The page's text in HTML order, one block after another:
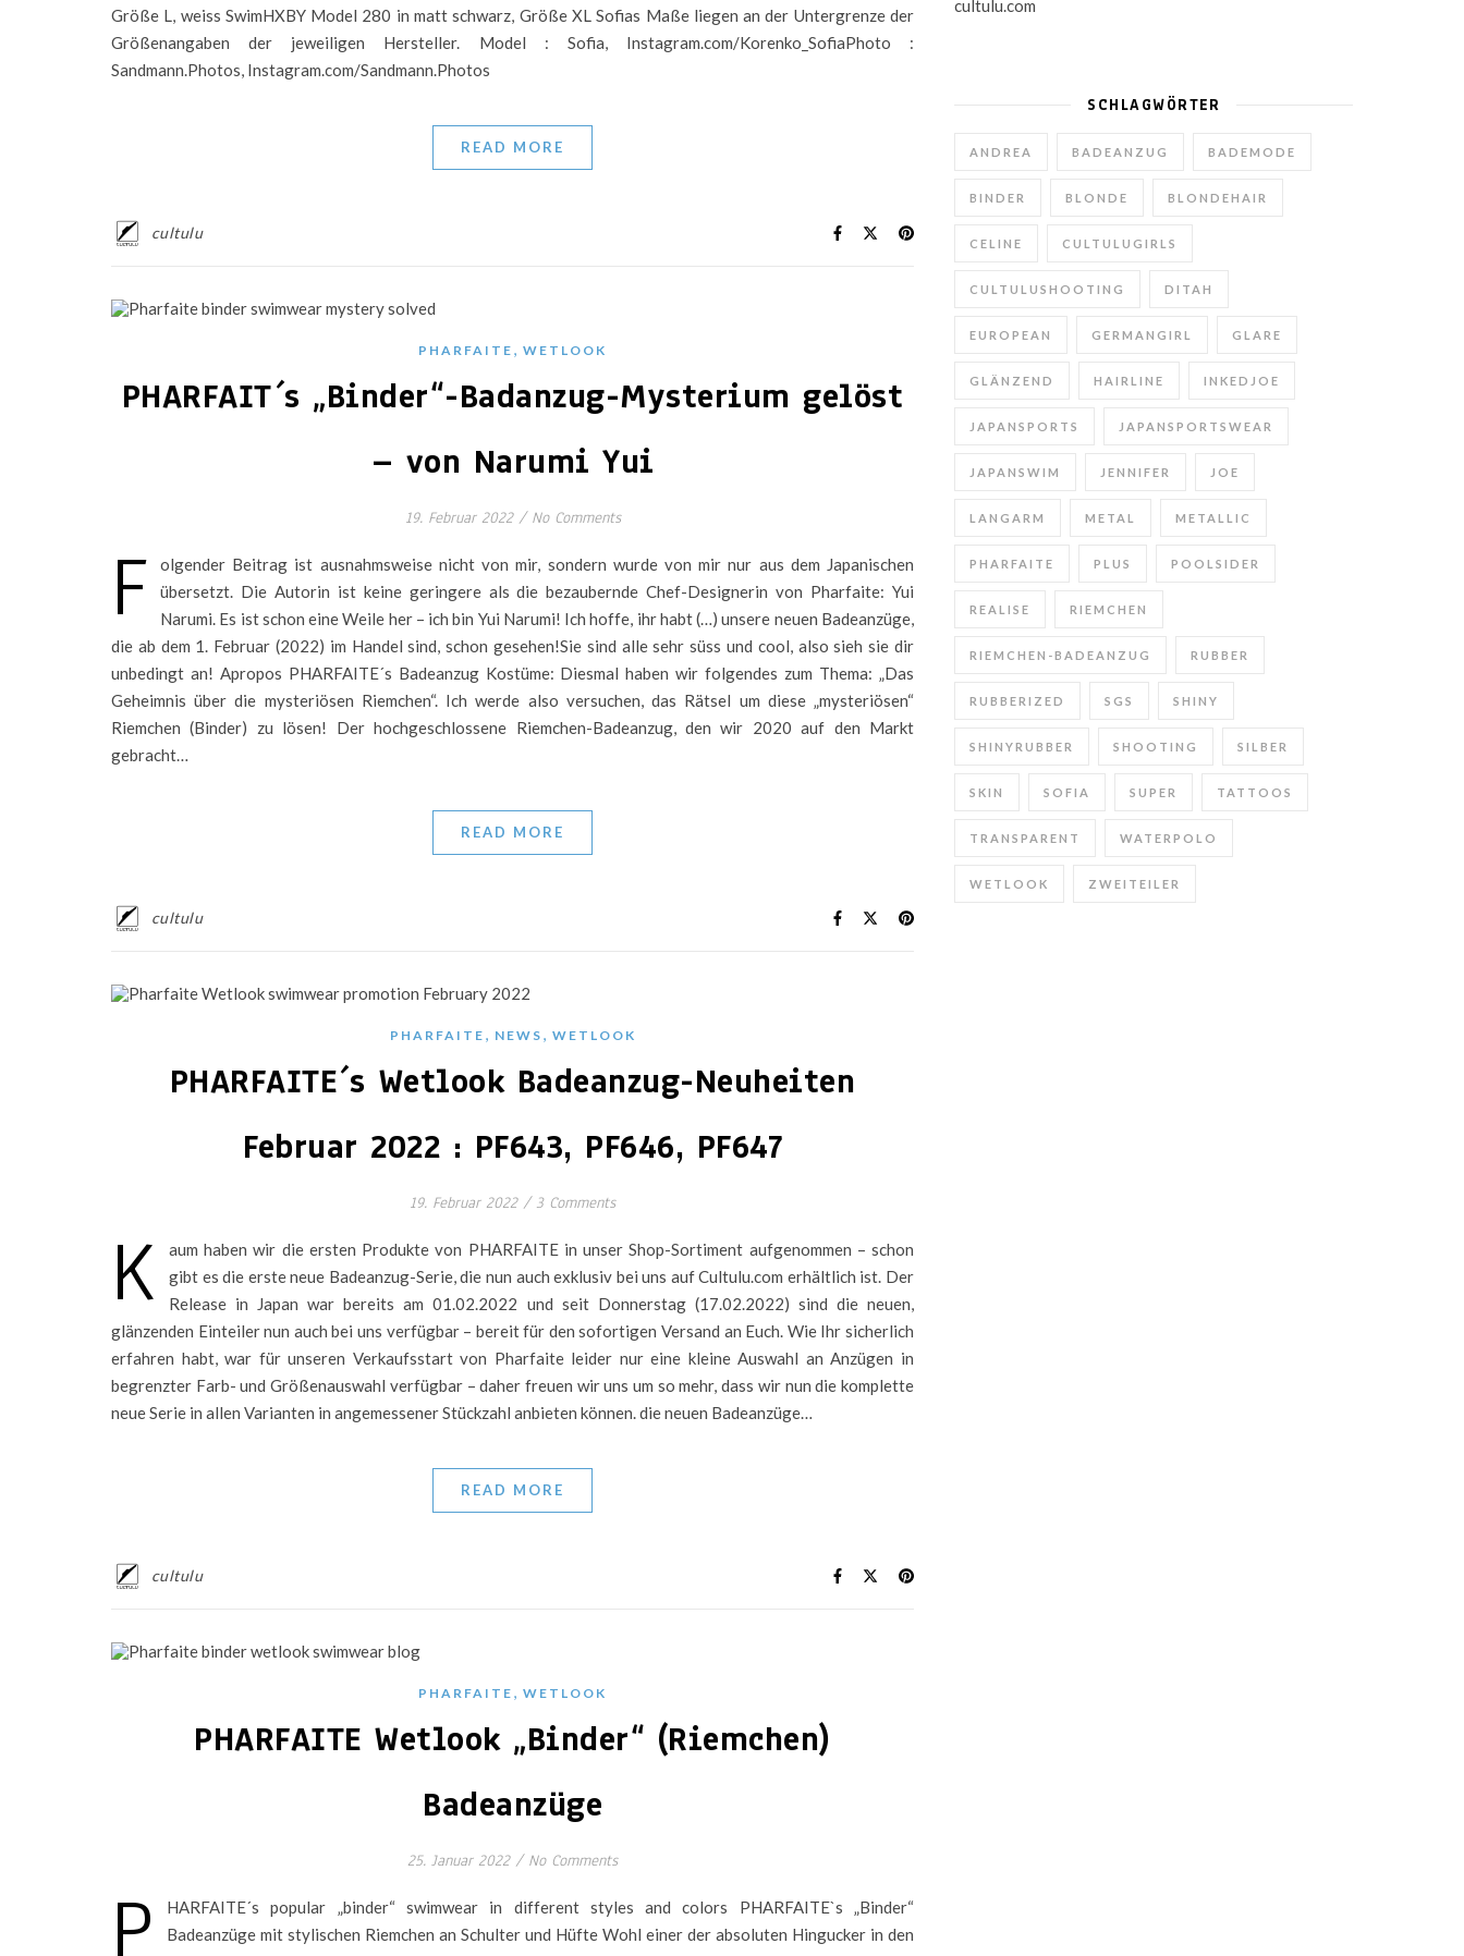
Größe L, weiss SwimHXBY Model 280 in matt schwarz, Größe XL Sofias Maße liegen an der Untergrenze der
Größenangaben der jeweiligen Hersteller. Model : Sofia, Instagram.com/Korenko_SofiaPhoto :
Sandmann.Photos, Instagram.com/Sandmann.Photos
READ MORE
cultulu
PHARFAITE , WETLOOK
PHARFAIT´s „Binder“-Badanzug-Mysterium gelöst
– von Narumi Yui
19. Februar 2022 / No Comments
F
olgender Beitrag ist ausnahmsweise nicht von mir, sondern wurde von mir nur aus dem Japanischen
übersetzt. Die Autorin ist keine geringere als die bezaubernde Chef-Designerin von Pharfaite: Yui
Narumi. Es ist schon eine Weile her – ich bin Yui Narumi! Ich hoffe, ihr habt (…) unsere neuen Badeanzüge,
die ab dem 1. Februar (2022) im Handel sind, schon gesehen!Sie sind alle sehr süss und cool, also sieh sie dir
unbedingt an! Apropos PHARFAITE´s Badeanzug Kostüme: Diesmal haben wir folgendes zum Thema: „Das
Geheimnis über die mysteriösen Riemchen“. Ich werde also versuchen, das Rätsel um diese „mysteriösen“
Riemchen (Binder) zu lösen! Der hochgeschlossene Riemchen-Badeanzug, den wir 2020 auf den Markt
gebracht…
READ MORE
cultulu
PHARFAITE , NEWS , WETLOOK
PHARFAITE´s Wetlook Badeanzug-Neuheiten
Februar 2022 : PF643, PF646, PF647
19. Februar 2022 / 3 Comments
K
aum haben wir die ersten Produkte von PHARFAITE in unser Shop-Sortiment aufgenommen – schon
gibt es die erste neue Badeanzug-Serie, die nun auch exklusiv bei uns auf Cultulu.com erhältlich ist. Der
Release in Japan war bereits am 01.02.2022 und seit Donnerstag (17.02.2022) sind die neuen,
glänzenden Einteiler nun auch bei uns verfügbar – bereit für den sofortigen Versand an Euch. Wie Ihr sicherlich
erfahren habt, war für unseren Verkaufsstart von Pharfaite leider nur eine kleine Auswahl an Anzügen in
begrenzter Farb- und Größenauswahl verfügbar – daher freuen wir uns um so mehr, dass wir nun die komplette
neue Serie in allen Varianten in angemessener Stückzahl anbieten können. die neuen Badeanzüge…
READ MORE
cultulu
PHARFAITE , WETLOOK
PHARFAITE Wetlook „Binder“ (Riemchen)
Badeanzüge
25. Januar 2022 / No Comments
P
HARFAITE´s popular „binder“ swimwear in different styles and colors PHARFAITE`s „Binder“
Badeanzüge mit stylischen Riemchen an Schulter und Hüfte Wohl einer der absoluten Hingucker in den
SCHLAGWÖRTER
ANDREA BADEANZUG BADEMODE
BINDER BLONDE BLONDEHAIR
CELINE CULTULUGIRLS
CULTULUSHOOTING DITAH
EUROPEAN GERMANGIRL GLARE
GLÄNZEND HAIRLINE INKEDJOE
JAPANSPORTS JAPANSPORTSWEAR
JAPANSWIM JENNIFER JOE
LANGARM METAL METALLIC
PHARFAITE PLUS POOLSIDER
REALISE RIEMCHEN
RIEMCHEN-BADEANZUG RUBBER
RUBBERIZED SGS SHINY
SHINYRUBBER SHOOTING SILBER
SKIN SOFIA SUPER TATTOOS
TRANSPARENT WATERPOLO
WETLOOK ZWEITEILER